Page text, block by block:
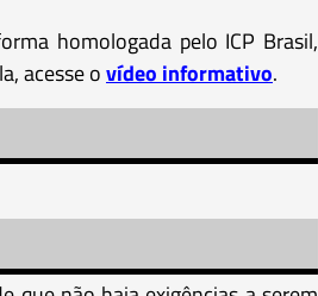
homologada pelo ICP Brasil,
acesse ovídeo informativo.